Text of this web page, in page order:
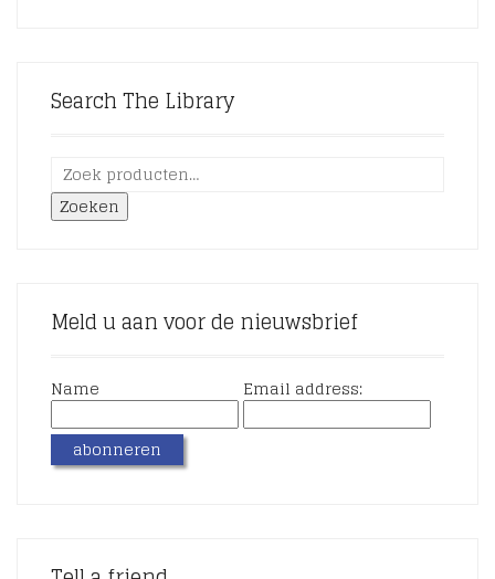
Search The Library
Zoeken
Meld u aan voor de nieuwsbrief
Name Email address: